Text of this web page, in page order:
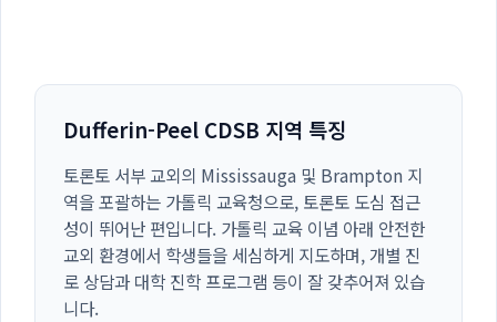
Dufferin-Peel CDSB 지역 특징
토론토 서부 교외의 Mississauga 및 Brampton 지
역을 포괄하는 가톨릭 교육청으로, 토론토 도심 접근
성이 뛰어난 편입니다. 가톨릭 교육 이념 아래 안전한
교외 환경에서 학생들을 세심하게 지도하며, 개별 진
로 상담과 대학 진학 프로그램 등이 잘 갖추어져 있습
니다.